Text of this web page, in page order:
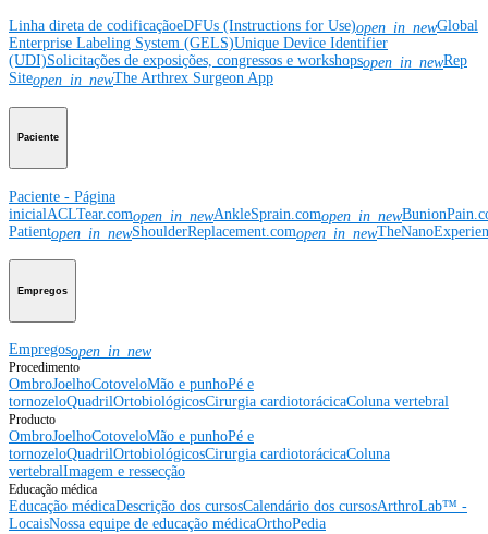
Linha direta de codificaçãoeDFUs (Instructions for Use)open_in_newGlobal
Enterprise Labeling System (GELS)Unique Device Identifier
(UDI)Solicitações de exposições, congressos e workshopsopen_in_newRep
Siteopen_in_newThe Arthrex Surgeon App
Paciente
Paciente - Página
inicialACLTear.comopen_in_newAnkleSprain.comopen_in_new
Patientopen_in_newShoulderReplacement.comopen_in_new
Empregos
Empregosopen_in_new
Procedimento
OmbroJoelhoCotoveloMão e punhoPé e
tornozeloQuadrilOrtobiológicosCirurgia cardiotorácicaColuna vertebral
Producto
OmbroJoelhoCotoveloMão e punhoPé e
tornozeloQuadrilOrtobiológicosCirurgia cardiotorácicaColuna
vertebralImagem e ressecção
Educação médica
Educação médicaDescrição dos cursosCalendário dos cursosArthroLab™ -
LocaisNossa equipe de educação médicaOrthoPedia